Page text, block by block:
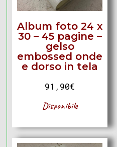
Album foto 24 x
30 – 45 pagine –
gelso
embossed onde
e dorso in tela
91,90€
Disponibile